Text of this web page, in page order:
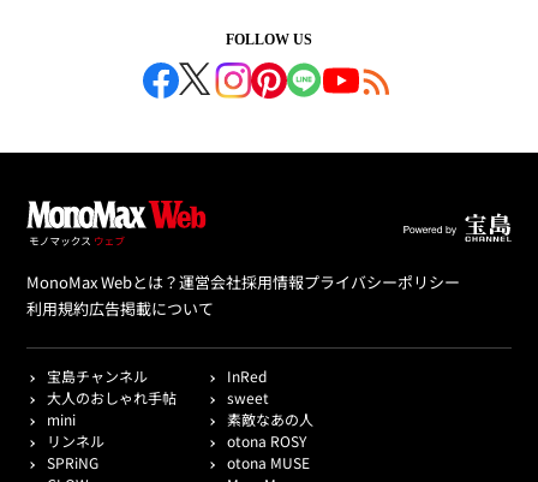
FOLLOW US
MonoMax Webとは？運営会社採用情報プライバシーポリシー
利用規約広告掲載について
宝島チャンネル
InRed
大人のおしゃれ手帖
sweet
mini
素敵なあの人
リンネル
otona ROSY
SPRiNG
otona MUSE